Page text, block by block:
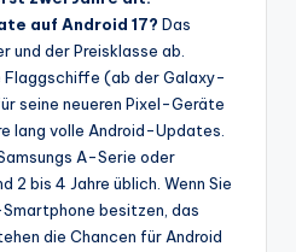
auf Android 17? Das
und der Preisklasse ab.
Flaggschiffe (ab der Galaxy-
seine neueren Pixel-Geräte
lang volle Android-Updates.
A-Serie oder
2 bis 4 Jahre üblich. Wenn Sie
besitzen, das
die Chancen für Android